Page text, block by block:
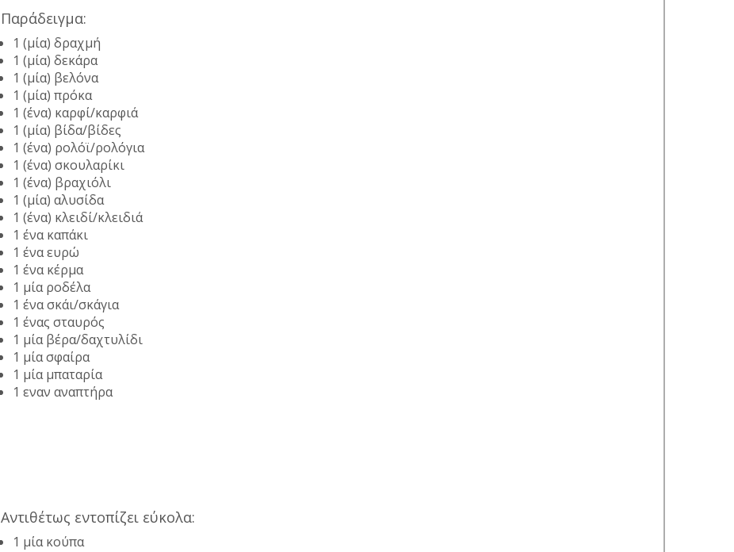
Παράδειγμα:
1 (μία) δραχμή
1 (μία) δεκάρα
1 (μία) βελόνα
1 (μία) πρόκα
1 (ένα) καρφί/καρφιά
1 (μία) βίδα/βίδες
1 (ένα) ρολόϊ/ρολόγια
1 (ένα) σκουλαρίκι
1 (ένα) βραχιόλι
1 (μία) αλυσίδα
1 (ένα) κλειδί/κλειδιά
1 ένα καπάκι
1 ένα ευρώ
1 ένα κέρμα
1 μία ροδέλα
1 ένα σκάι/σκάγια
1 ένας σταυρός
1 μία βέρα/δαχτυλίδι
1 μία σφαίρα
1 μία μπαταρία
1 εναν αναπτήρα
Αντιθέτως εντοπίζει εύκολα:
1 μία κούπα